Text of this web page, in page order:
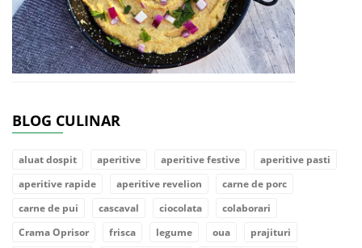
BLOG CULINAR
aluat dospit aperitive aperitive festive
aperitive pasti
aperitive rapide
aperitive revelion
carne de porc
carne de pui
cascaval ciocolata
colaborari
Crama Oprisor
frisca legume oua
prajituri